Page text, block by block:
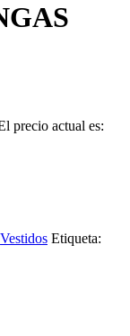
precio actual es:
Vestidos Etiqueta: